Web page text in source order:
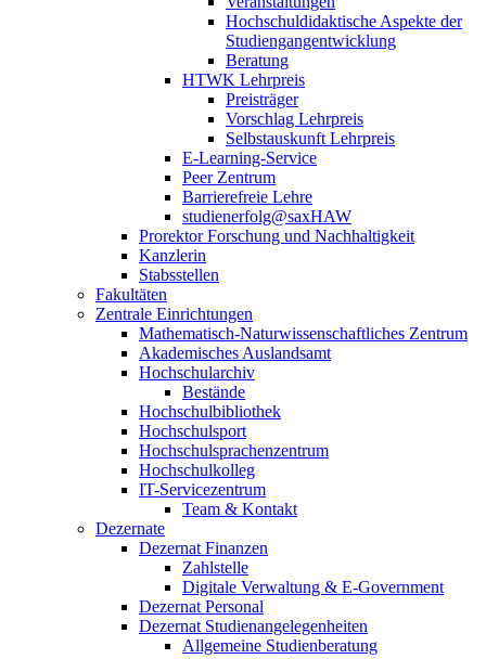
Hochschuldidaktische Aspekte der
Studiengangentwicklung
Beratung
HTWK Lehrpreis
Preisträger
Vorschlag Lehrpreis
Selbstauskunft Lehrpreis
E-Learning-Service
Peer Zentrum
Barrierefreie Lehre
studienerfolg@saxHAW
Prorektor Forschung und Nachhaltigkeit
Kanzlerin
Stabsstellen
Fakultäten
Zentrale Einrichtungen
Mathematisch-Naturwissenschaftliches Zentrum
Akademisches Auslandsamt
Hochschularchiv
Bestände
Hochschulbibliothek
Hochschulsport
Hochschulsprachenzentrum
Hochschulkolleg
IT-Servicezentrum
Team & Kontakt
Dezernate
Dezernat Finanzen
Zahlstelle
Digitale Verwaltung & E-Government
Dezernat Personal
Dezernat Studienangelegenheiten
Allgemeine Studienberatung